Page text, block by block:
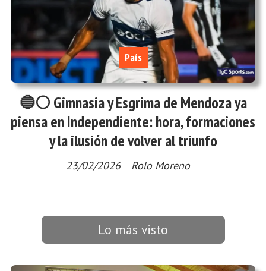
🔵⚪ Gimnasia y Esgrima de Mendoza ya
piensa en Independiente: hora, formaciones
y la ilusión de volver al triunfo
Rolo Moreno
País
23/02/2026
Lo más visto